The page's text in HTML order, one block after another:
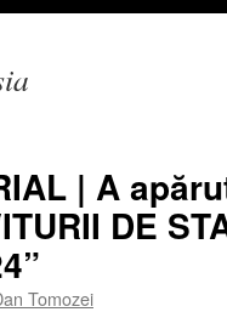
| A
DE
Tomozei